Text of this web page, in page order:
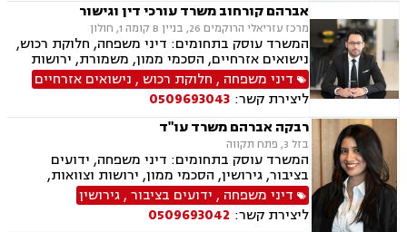
אברהם קורחוב משרד עורכי דין וגישור
מרכז עזריאלי הרוקמים 26, בניין B קומה 1, חולון
המשרד עוסק בתחומים: דיני משפחה, חלוקת רכוש,
נישואים אזרחיים, הסכמי ממון, משמורת, ירושות
וצוואות, גירושין, זמני שהות, מזונות, ידועים בציבור,
גישור ובוררות, גישור במשפחה, תיאום הורי, ניכור
הורי, כתובה, אבהות, מעמד אישי, עסקאות מתנה.
דיני משפחה , חלוקת רכוש , נישואים אזרחיים
ליצירת קשר: 0509693043
רבקה אברהם משרד עו"ד
בזל 3, פתח תקווה
המשרד עוסק בתחומים: דיני משפחה, ידועים
בציבור, גירושין, הסכמי ממון, ירושות וצוואות,
אבהות, מזונות, משמורת, חוק הנוער, חלוקת רכוש,
זמני שהות, החזקת ילדים, ניכור הורי, אומנה, משפט
אזרחי, דיני חוזים, פלילי
דיני משפחה , ידועים בציבור,גירושין
ליצירת קשר: 0509693042